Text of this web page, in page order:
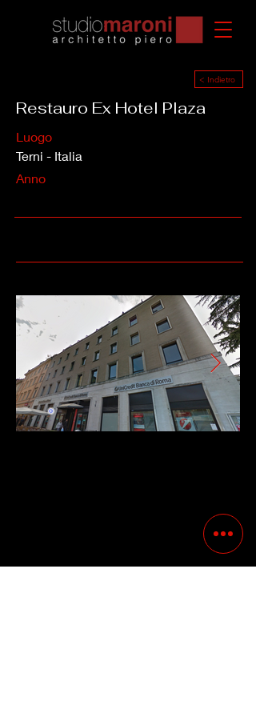
< Indietro
Restauro Ex Hotel Plaza
Luogo
Terni - Italia
Anno